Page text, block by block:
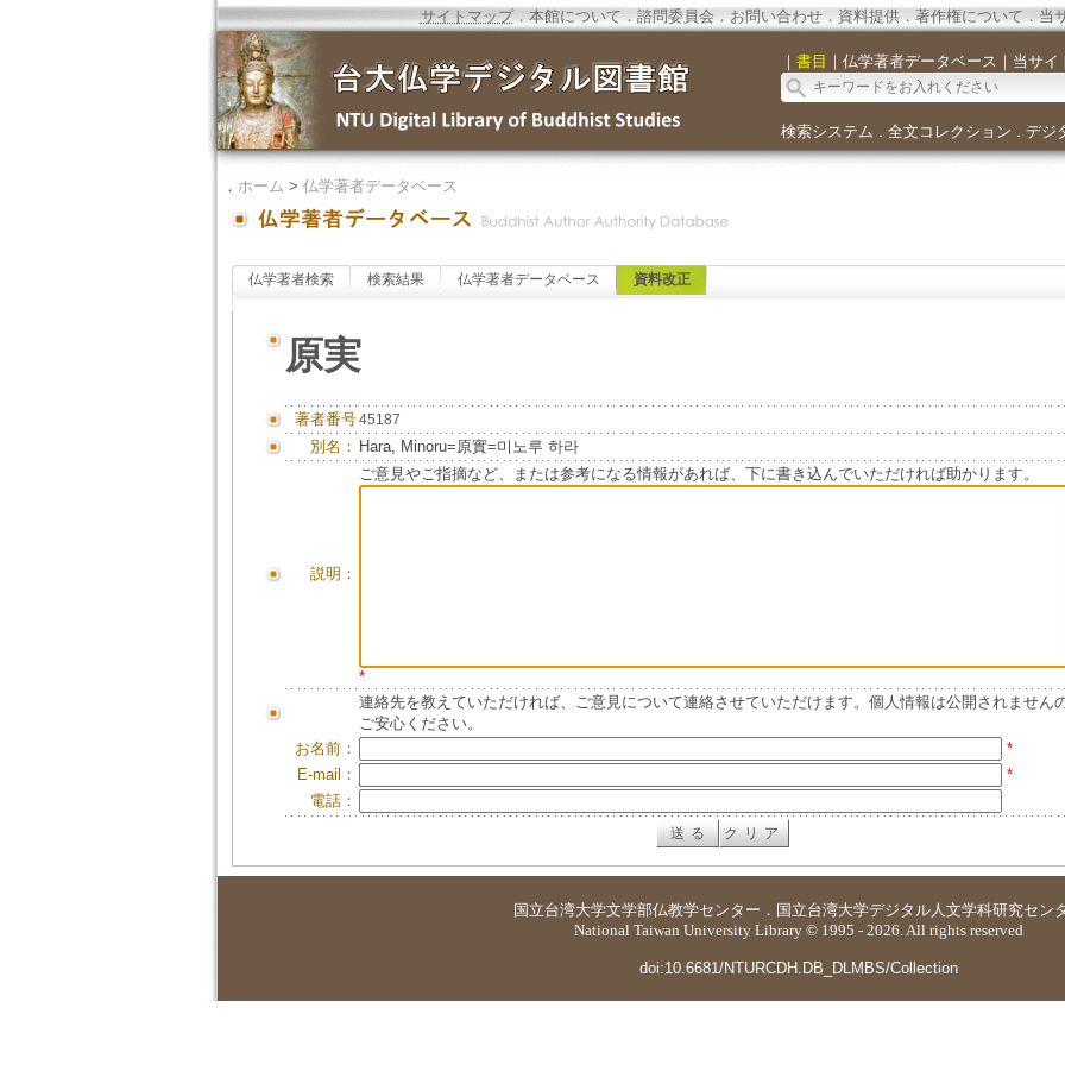
サイトマップ．本館について．諮問委員会． お問い合わせ． 資料提供．著作権について．当
｜ 書目 ｜ 仏学著者データベース ｜ 当サイ
検索システム ． 全文コレクション ． デジ
． ホーム > 仏学著者データベース
仏学著者検索 検索結果 仏学著者データベース 資料改正
原実
著者番号45187
別名： Hara, Minoru=原實=미노루 하라
説明：
ご意見やご指摘など、または参考になる情報があれば、下に書き込んでいただければ助かります。
*
連絡先を教えていただければ、ご意見について連絡させていただけます。個人情報は公開されません
ご安心ください。
お名前：
*
E-mail：
*
電話：
国立台湾大学文学部仏教学センター ． 国立台湾大学デジタル人文学科研究セン
National Taiwan University Library © 1995 - 2026. All rights reserved
doi:10.6681/NTURCDH.DB_DLMBS/Collection